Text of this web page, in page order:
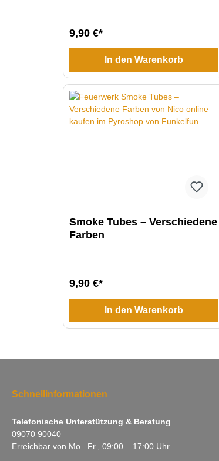
9,90 €*
In den Warenkorb
Smoke Tubes – Verschiedene
Farben
9,90 €*
In den Warenkorb
Schnellinformationen
Telefonische Unterstützung & Beratung
09070 90040
Erreichbar von Mo.–Fr., 09:00 – 17:00 Uhr